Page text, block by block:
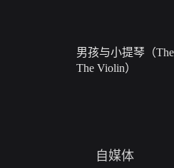
男孩与小提琴（
The Violin）
自媒体